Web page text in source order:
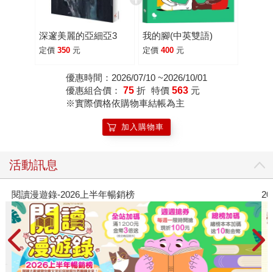
深邃美麗的亞細亞3
定價 350 元
我的腳(中英雙語)
定價 400 元
優惠時間：2026/07/10 ~2026/10/01
優惠組合價： 75 折 特價 563 元
※實際價格依購物車結帳為主
加入購物車
活動訊息
閱讀漫遊錄-2026上半年暢銷榜